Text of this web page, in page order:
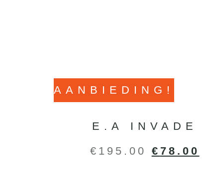
AANBIEDING!
E.A INVADE
€ 195.00 € 78.00